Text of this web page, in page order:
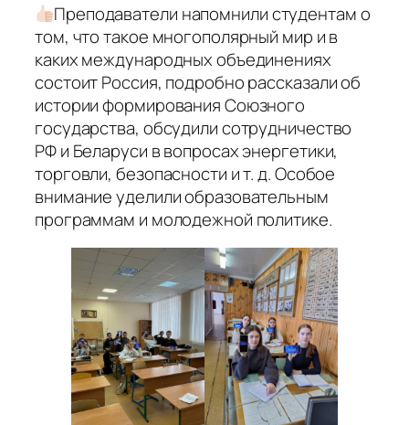
Преподаватели напомнили студентам о
том, что такое многополярный мир и в
каких международных объединениях
состоит Россия, подробно рассказали об
истории формирования Союзного
государства, обсудили сотрудничество
РФ и Беларуси в вопросах энергетики,
торговли, безопасности и т. д. Особое
внимание уделили образовательным
программам и молодежной политике.